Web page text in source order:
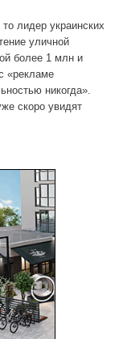
лидер украинских
уличной
более 1 млн и
«рекламе
никогда».
скоро увидят